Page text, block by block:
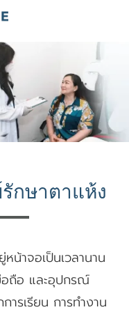
รักษาตาแห้ง
าจอเป็นเวลานาน
อถือ และอุปกรณ์
ารเรียน การทำงาน